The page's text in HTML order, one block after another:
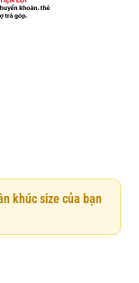
khúc size của bạn